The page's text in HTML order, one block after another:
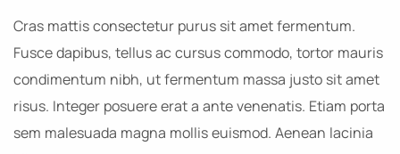
Cras mattis consectetur purus sit amet fermentum.
Fusce dapibus, tellus ac cursus commodo, tortor mauris
condimentum nibh, ut fermentum massa justo sit amet
risus. Integer posuere erat a ante venenatis. Etiam porta
sem malesuada magna mollis euismod. Aenean lacinia